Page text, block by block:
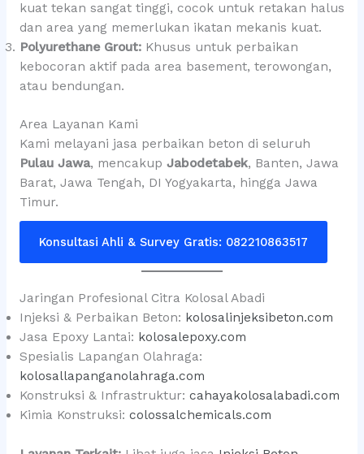
kuat tekan sangat tinggi, cocok untuk retakan halus
dan area yang memerlukan ikatan mekanis kuat.
Polyurethane Grout:Khusus untuk perbaikan
kebocoran aktif pada area basement, terowongan,
atau bendungan.
Area Layanan Kami
Kami melayani jasa perbaikan beton di seluruh
Pulau Jawa, mencakup Jabodetabek, Banten, Jawa
Barat, Jawa Tengah, DI Yogyakarta, hingga Jawa
Timur.
Konsultasi Ahli & Survey Gratis: 082210863517
Jaringan Profesional Citra Kolosal Abadi
Injeksi & Perbaikan Beton: kolosalinjeksibeton.com
Jasa Epoxy Lantai: kolosalepoxy.com
Spesialis Lapangan Olahraga:
kolosallapanganolahraga.com
Konstruksi & Infrastruktur: cahayakolosalabadi.com
Kimia Konstruksi: colossalchemicals.com